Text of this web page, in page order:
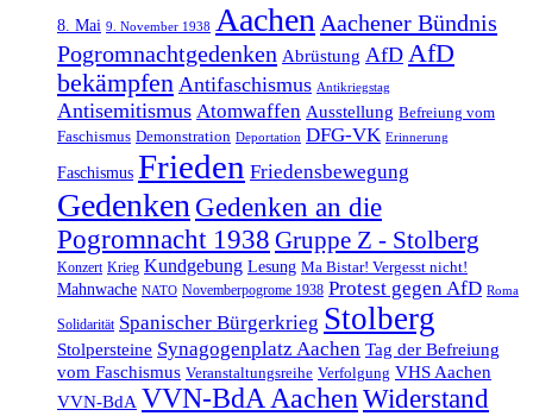
8. Mai 9. November 1938 Aachen Aachener Bündnis
Pogromnachtgedenken Abrüstung AfD AfD
bekämpfen Antifaschismus Antikriegstag
Antisemitismus Atomwaffen Ausstellung Befreiung vom
Faschismus Demonstration Deportation DFG-VK Erinnerung
Faschismus Frieden Friedensbewegung
Gedenken Gedenken an die
Pogromnacht 1938 Gruppe Z - Stolberg
Konzert Krieg Kundgebung Lesung Ma Bistar! Vergesst nicht!
Mahnwache NATO Novemberpogrome 1938 Protest gegen AfD Roma
Solidarität Spanischer Bürgerkrieg Stolberg
Stolpersteine Synagogenplatz Aachen Tag der Befreiung
vom Faschismus Veranstaltungsreihe Verfolgung VHS Aachen
VVN-BdA VVN-BdA AachenWiderstand